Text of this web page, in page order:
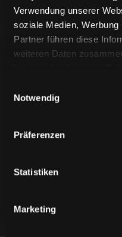
Verwendung unserer
soziale Medien,
Partner führen diese
weiteren Daten
Notwendig
Präferenzen
Statistiken
Marketing